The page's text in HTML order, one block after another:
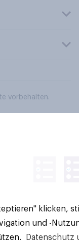
vorbehalten.
klicken,
und -
Datenschutz